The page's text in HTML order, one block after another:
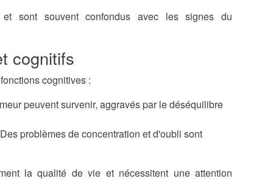
sont souvent confondus avec les signes du
cognitifs
cognitives :
peuvent survenir, aggravés par le déséquilibre
problèmes de concentration et d'oubli sont
la qualité de vie et nécessitent une attention